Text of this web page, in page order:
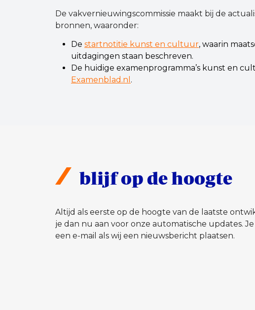
De vakvernieuwingscommissie maakt bij de
bronnen, waaronder:
De startnotitie kunst en cultuur, waarin
uitdagingen staan beschreven.
De huidige examenprogramma’s kunst en
Examenblad.nl .
blijf op de hoogte
Altijd als eerste op de hoogte van de laatste
je dan nu aan voor onze automatische updates.
een e-mail als wij een nieuwsbericht plaatsen.